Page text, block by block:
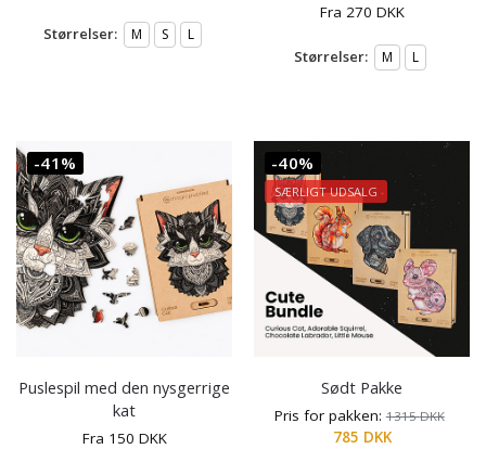
Størrelser: M S L
Fra 270 DKK
Størrelser: M L
-41%
Puslespil med den nysgerrige
kat
Fra 150 DKK
-40%
SÆRLIGT UDSALG
Sødt Pakke
Pris for pakken:1315DKK
785 DKK